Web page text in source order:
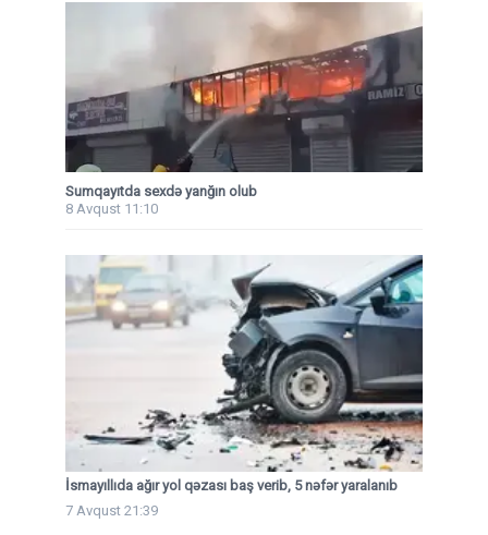
Sumqayıtda sexdə yanğın olub
8 Avqust 11:10
İsmayıllıda ağır yol qəzası baş verib, 5 nəfər yaralanıb
7 Avqust 21:39